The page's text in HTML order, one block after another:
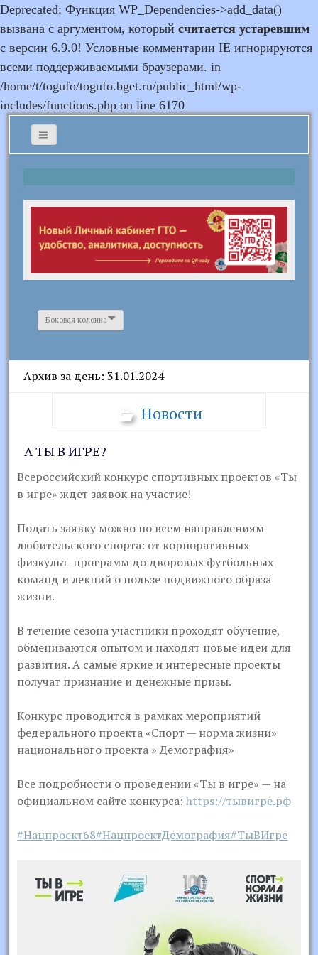
Deprecated: Функция WP_Dependencies->add_data()
вызвана с аргументом, который считается устаревшим
с версии 6.9.0! Условные комментарии IE игнорируются
всеми поддерживаемыми браузерами. in
/home/t/togufo/togufo.bget.ru/public_html/wp-
includes/functions.php on line 6170
Боковая колонка
Архив за день: 31.01.2024
Новости
А ТЫ В ИГРЕ?
Всероссийский конкурс спортивных проектов «Ты
в игре» ждет заявок на участие!
Подать заявку можно по всем направлениям
любительского спорта: от корпоративных
физкульт-программ до дворовых футбольных
команд и лекций о пользе подвижного образа
жизни.
В течение сезона участники проходят обучение,
обмениваются опытом и находят новые идеи для
развития. А самые яркие и интересные проекты
получат признание и денежные призы.
Конкурс проводится в рамках мероприятий
федерального проекта «Спорт — норма жизни»
национального проекта » Демография»
Все подробности о проведении «Ты в игре» — на
официальном сайте конкурса:https://тывигре.рф
#Нацпроект68#НацпроектДемография#ТыВИгре